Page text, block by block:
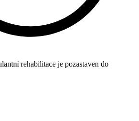
rehabilitace je pozastaven do